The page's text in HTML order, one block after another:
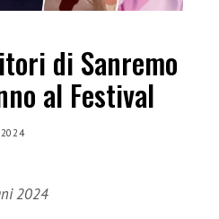
di Sanremo
al Festival
2024